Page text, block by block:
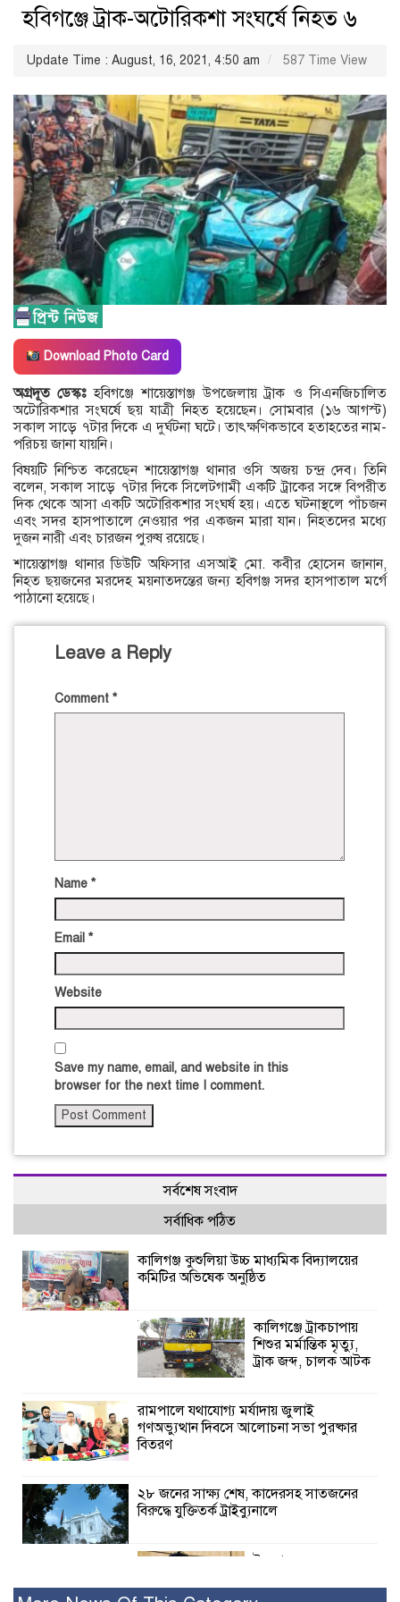
হবিগঞ্জে ট্রাক-অটোরিকশা সংঘর্ষে নিহত ৬
Update Time : August, 16, 2021, 4:50 am 587 Time View
Download Photo Card
অগ্রদূত ডেস্কঃহবিগঞ্জে শায়েস্তাগঞ্জ উপজেলায় ট্রাক ও সিএনজিচালিত
অটোরিকশার সংঘর্ষে ছয় যাত্রী নিহত হয়েছেন। সোমবার (১৬ আগস্ট)
সকাল সাড়ে ৭টার দিকে এ দুর্ঘটনা ঘটে। তাৎক্ষণিকভাবে হতাহতের নাম-
পরিচয় জানা যায়নি।
বিষয়টি নিশ্চিত করেছেন শায়েস্তাগঞ্জ থানার ওসি অজয় চন্দ্র দেব। তিনি
বলেন, ‌সকাল সাড়ে ৭টার দিকে সিলেটগামী একটি ট্রাকের সঙ্গে বিপরীত
দিক থেকে আসা একটি অটোরিকশার সংঘর্ষ হয়। এতে ঘটনাস্থলে পাঁচজন
এবং সদর হাসপাতালে নেওয়ার পর একজন মারা যান। নিহতদের মধ্যে
দুজন নারী এবং চারজন পুরুষ রয়েছে।
শায়েস্তাগঞ্জ থানার ডিউটি অফিসার এসআই মো. কবীর হোসেন জানান,
নিহত ছয়জনের মরদেহ ময়নাতদন্তের জন্য হবিগঞ্জ সদর হাসপাতাল মর্গে
পাঠানো হয়েছে।
Leave a Reply
Comment *
Name *
Email *
Website
Save my name, email, and website in this
browser for the next time I comment.
সর্বশেষ সংবাদ
সর্বাধিক পঠিত
কালিগঞ্জ কুশুলিয়া উচ্চ মাধ্যমিক বিদ্যালয়ের
কমিটির অভিষেক অনুষ্ঠিত
কালিগঞ্জে ট্রাকচাপায়
শিশুর মর্মান্তিক মৃত্যু,
ট্রাক জব্দ, চালক আটক
রামপালে যথাযোগ্য মর্যাদায় জুলাই
গণঅভ্যুত্থান দিবসে আলোচনা সভা পুরষ্কার
বিতরণ
২৮ জনের সাক্ষ্য শেষ, কাদেরসহ সাতজনের
বিরুদ্ধে যুক্তিতর্ক ট্রাইব্যুনালে
ইসলামের সবচেয়ে